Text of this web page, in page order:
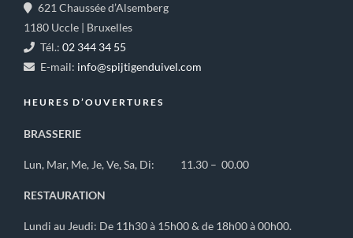
621 Chaussée d’Alsemberg
1180 Uccle | Bruxelles
Tél.: 02 344 34 55
E-mail: info@spijtigenduivel.com
HEURES D’OUVERTURES
BRASSERIE
Lun, Mar, Me, Je, Ve, Sa, Di: 11.30 – 00.00
RESTAURATION
Lundi au Jeudi: De 11h30 à 15h00 & de 18h00 à 00h00.